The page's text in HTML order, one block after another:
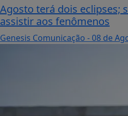
Agosto terá dois eclipses;
assistir aos fenômenos
Genesis Comunicação - 08 de